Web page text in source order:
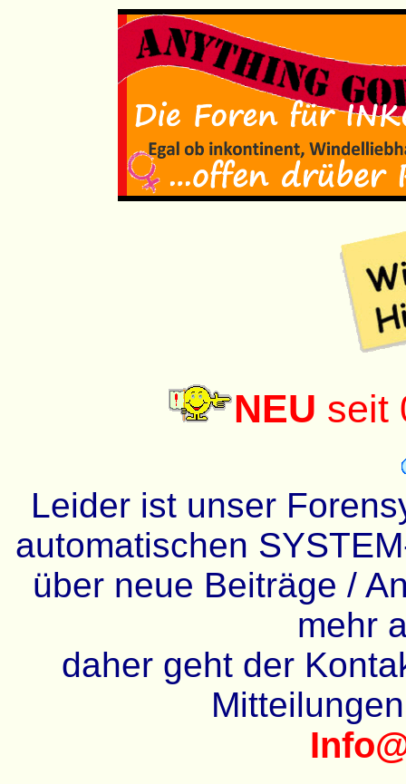
NEU seit
Leider ist unser
automatischen
über neue Beiträge /
mehr
daher geht der